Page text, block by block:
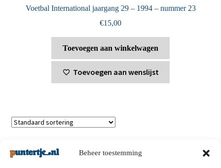
Beheer toestemming
Voetbal International jaargang 29 – 1994 – nummer 23
€15,00
Toevoegen aan winkelwagen
Toevoegen aan wenslijst